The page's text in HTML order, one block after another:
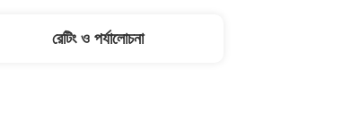
রেটিং ও পর্যালোচনা